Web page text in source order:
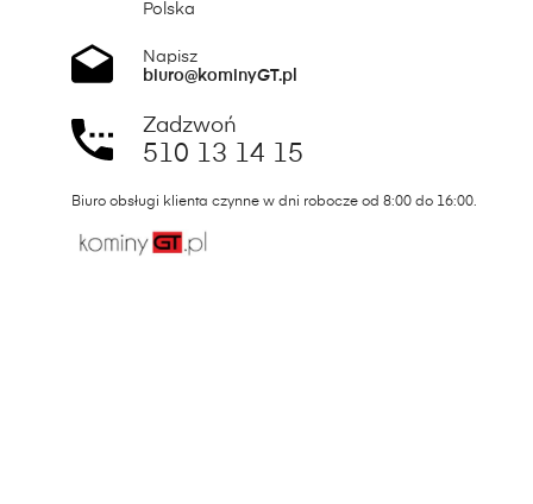
Polska
Napisz
biuro@kominyGT.pl
Zadzwoń
510 13 14 15
Biuro obsługi klienta czynne w dni robocze od 8:00 do 16:00.